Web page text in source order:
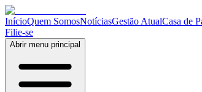
InícioQuem SomosNotíciasGestão AtualCasa de
Filie-se
Abrir menu principal